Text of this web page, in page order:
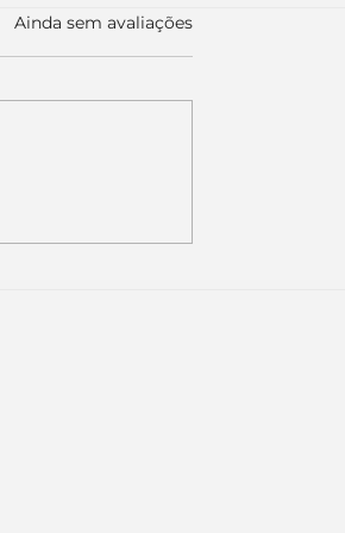
0 de 5 estrelas.
Ainda sem avaliações